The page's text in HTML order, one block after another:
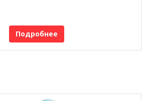
Подробнее